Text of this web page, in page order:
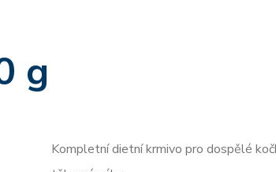
g
Kompletní dietní krmivo pro dospělé